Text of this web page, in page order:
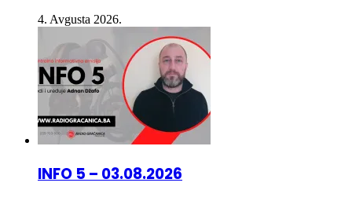
INFO 5 – 03.08.2026
3. Avgusta 2026.